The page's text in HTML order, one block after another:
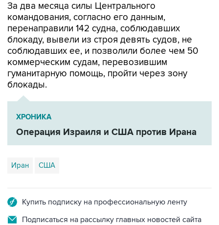
За два месяца силы Центрального
командования, согласно его данным,
перенаправили 142 судна, соблюдавших
блокаду, вывели из строя девять судов, не
соблюдавших ее, и позволили более чем 50
коммерческим судам, перевозившим
гуманитарную помощь, пройти через зону
блокады.
ХРОНИКА
Операция Израиля и США против Ирана
Иран США
Купить подписку на профессиональную ленту
Подписаться на рассылку главных новостей сайта